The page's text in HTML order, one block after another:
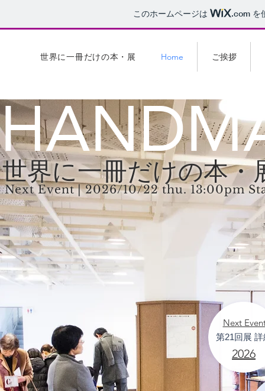
このホームページは .com を
世界に一冊だけの本・展 Home ご挨拶
世界に一冊だけの本・
Next Event | 2026/10/22 thu. 13:00pm
第21回展 詳
Next
2026